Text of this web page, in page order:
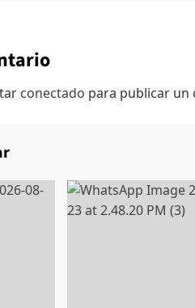
conectado para publicar un